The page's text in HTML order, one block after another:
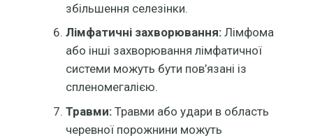
збільшення селезінки.
Лімфатичні захворювання:Лімфома
або інші захворювання лімфатичної
системи можуть бути пов’язані із
спленомегалією.
Травми:Травми або удари в область
черевної порожнини можуть